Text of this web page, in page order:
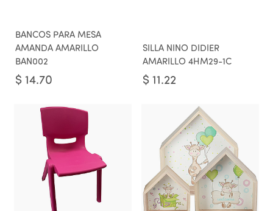
BANCOS PARA MESA
AMANDA AMARILLO
BAN002
$ 14.70
SILLA NINO DIDIER
AMARILLO 4HM29-1C
$ 11.22